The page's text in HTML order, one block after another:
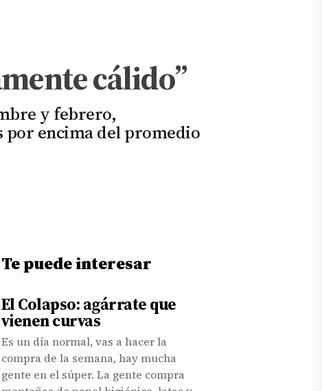
cálido”
y febrero,
por encima del promedio
Te puede interesar
El Colapso: agárrate que
vienen curvas
Es un día normal, vas a hacer la
compra de la semana, hay mucha
gente en el súper. La gente compra